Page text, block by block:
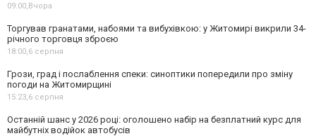
09:00, Вчора
Торгував гранатами, набоями та вибухівкою: у Житомирі викрили 34-
річного торговця зброєю
18:00, 6 серпня
Грози, град і послаблення спеки: синоптики попередили про зміну
погоди на Житомирщині
15:23, 6 серпня
Останній шанс у 2026 році: оголошено набір на безплатний курс для
майбутніх водійок автобусів